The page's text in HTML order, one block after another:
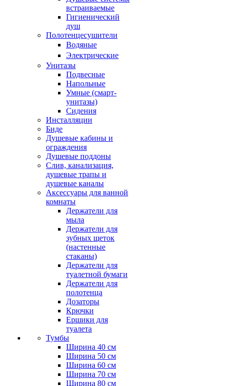
встраиваемые
Гигиенический
душ
Полотенцесушители
ㅤВодяные
ㅤЭлектрические
Унитазы
Подвесные
Напольные
Умные (смарт-
унитазы)
Сидения
Инсталляции
Биде
Душевые кабины и
ограждения
Душевые поддоны
Слив, канализация,
душевые трапы и
душевые каналы
Аксессуары для ванной
комнаты
Держатели для
мыла
Держатели для
зубных щеток
(настенные
стаканы)
Держатели для
туалетной бумаги
Держатели для
полотенца
Дозаторы
Крючки
Ершики для
туалета
Тумбы
Ширина 40 см
Ширина 50 см
Ширина 60 см
Ширина 70 см
Ширина 80 см